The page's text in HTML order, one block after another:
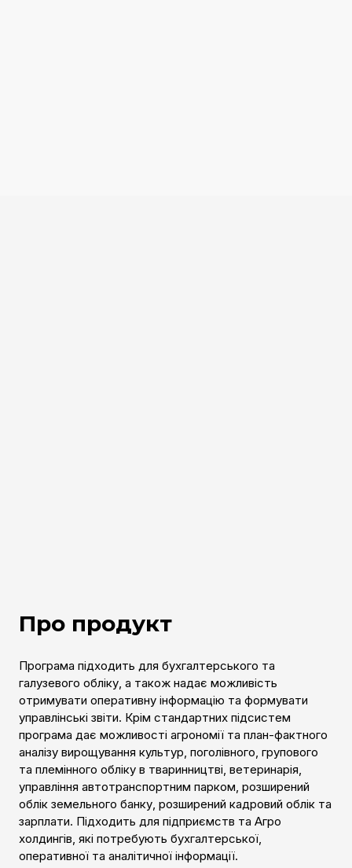
Про продукт
Програма підходить для бухгалтерського та
галузевого обліку, а також надає можливість
отримувати оперативну інформацію та формувати
управлінські звіти. Крім стандартних підсистем
програма дає можливості агрономії та план-фактного
аналізу вирощування культур, поголівного, групового
та племінного обліку в тваринництві, ветеринарія,
управління автотранспортним парком, розширений
облік земельного банку, розширений кадровий облік та
зарплати. Підходить для підприємств та Агро
холдингів, які потребують бухгалтерської,
оперативної та аналітичної інформації.